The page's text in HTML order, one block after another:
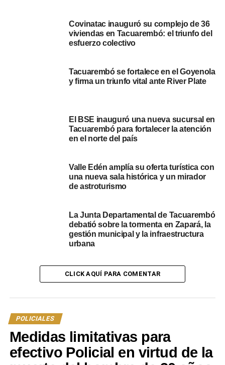
centros de barrios, donde hay una cantidad importante de
personas mayores que es donde está la mayor incidencia
comunes, como el “cuento del tío” y los fraudes por
departamentos con la tasa más alta de estafas, Pereira
destacó que la situación departamental ha mejorado en
comparación con el año pasado, con una leve baja en los
de estafas desde 2013, lo que subraya la importancia de
mantener la vigilancia y la concientización. “La idea es
Foto delJefe de Policía de Tacuarembó, Roberto Pereira
(Derecha).
Covinatac inauguró su complejo de 36
viviendas en Tacuarembó: el triunfo del
esfuerzo colectivo
Tacuarembó se fortalece en el Goyenola
y firma un triunfo vital ante River Plate
El BSE inauguró una nueva sucursal en
Tacuarembó para fortalecer la atención
en el norte del país
Valle Edén amplía su oferta turística con
una nueva sala histórica y un mirador
de astroturismo
La Junta Departamental de Tacuarembó
debatió sobre la tormenta en Zapará, la
gestión municipal y la infraestructura
urbana
CLICK AQUÍ PARA COMENTAR
POLICIALES
Medidas limitativas para
efectivo Policial en virtud de la